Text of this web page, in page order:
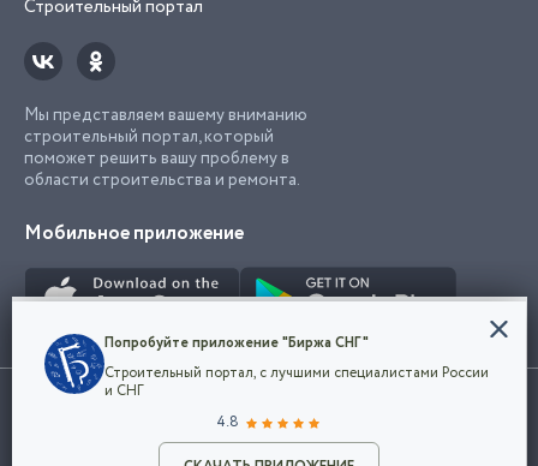
Разместить объявление
Строительный портал
Мы представляем вашему вниманию
строительный портал, который
поможет решить вашу проблему в
области строительства и ремонта.
Мобильное приложение
Использование сайта, в том числе подача объявлений, означает
марки представленные на сайте являются собственностью их
Конфиденциальность
Мы используем файлы cookie, чтобы сделать
наш сайт удобным для каждого
Политикой конфиденциальности компании
и принимаете условия использования cookie.
Попробуйте приложение "Биржа СНГ"
Строительный портал, с лучшими специалистами России
и СНГ
4.8